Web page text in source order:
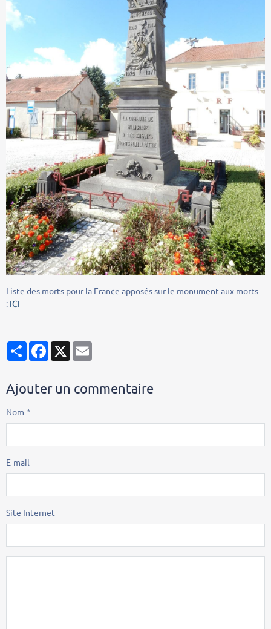
Liste des morts pour la France apposés sur le monument aux morts
: ICI
PartagerFacebook
X
Ajouter un commentaire
Nom
E-mail
Site Internet